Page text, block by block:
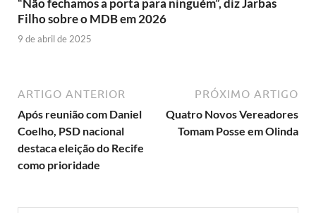
“Não fechamos a porta para ninguém”, diz Jarbas
Filho sobre o MDB em 2026
9 de abril de 2025
ARTIGO ANTERIOR
Após reunião com Daniel
Coelho, PSD nacional
destaca eleição do Recife
como prioridade
PRÓXIMO ARTIGO
Quatro Novos Vereadores
Tomam Posse em Olinda